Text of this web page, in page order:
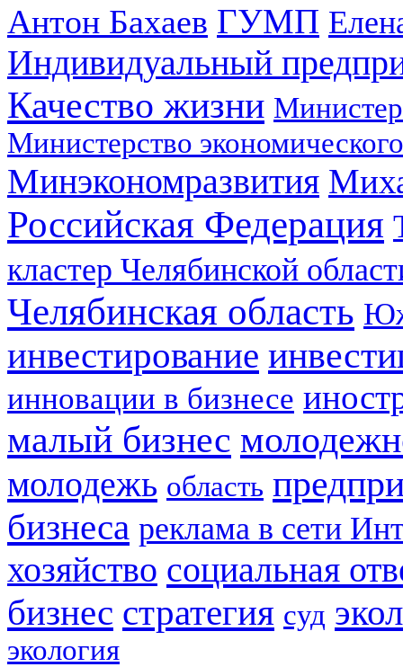
Антон Бахаев ГУМП
Индивидуальный
Качество жизни
Министерство
Минэкономразвития
Российская Федерация
кластер Челябинской
Челябинская область
инвестирование
инновации в бизнесе
малый бизнес
молодежь область
бизнеса реклама в сети
хозяйство социальная
бизнес стратегия суд
экология